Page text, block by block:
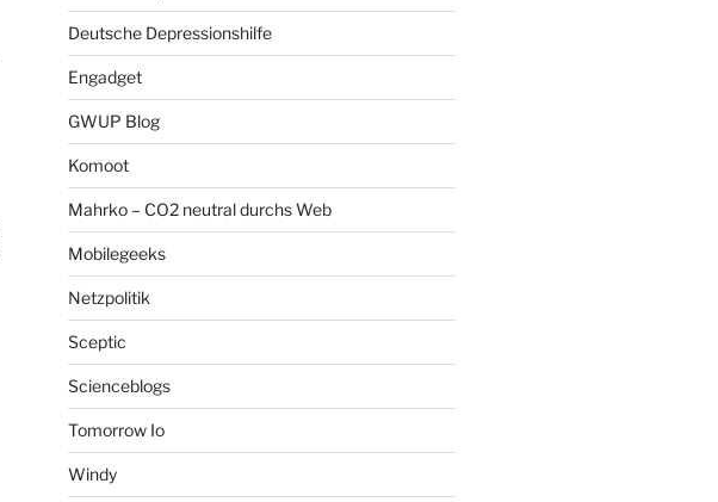
Deutsche Depressionshilfe
Engadget
GWUP Blog
Komoot
Mahrko – CO2 neutral durchs Web
Mobilegeeks
Netzpolitik
Sceptic
Scienceblogs
Tomorrow Io
Windy